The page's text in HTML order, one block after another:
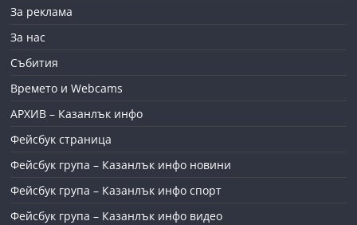
За реклама
За нас
Събития
Времето и Webcams
АРХИВ – Казанлък инфо
Фейсбук страница
Фейсбук група – Казанлък инфо новини
Фейсбук група – Казанлък инфо спорт
Фейсбук група – Казанлък инфо видео